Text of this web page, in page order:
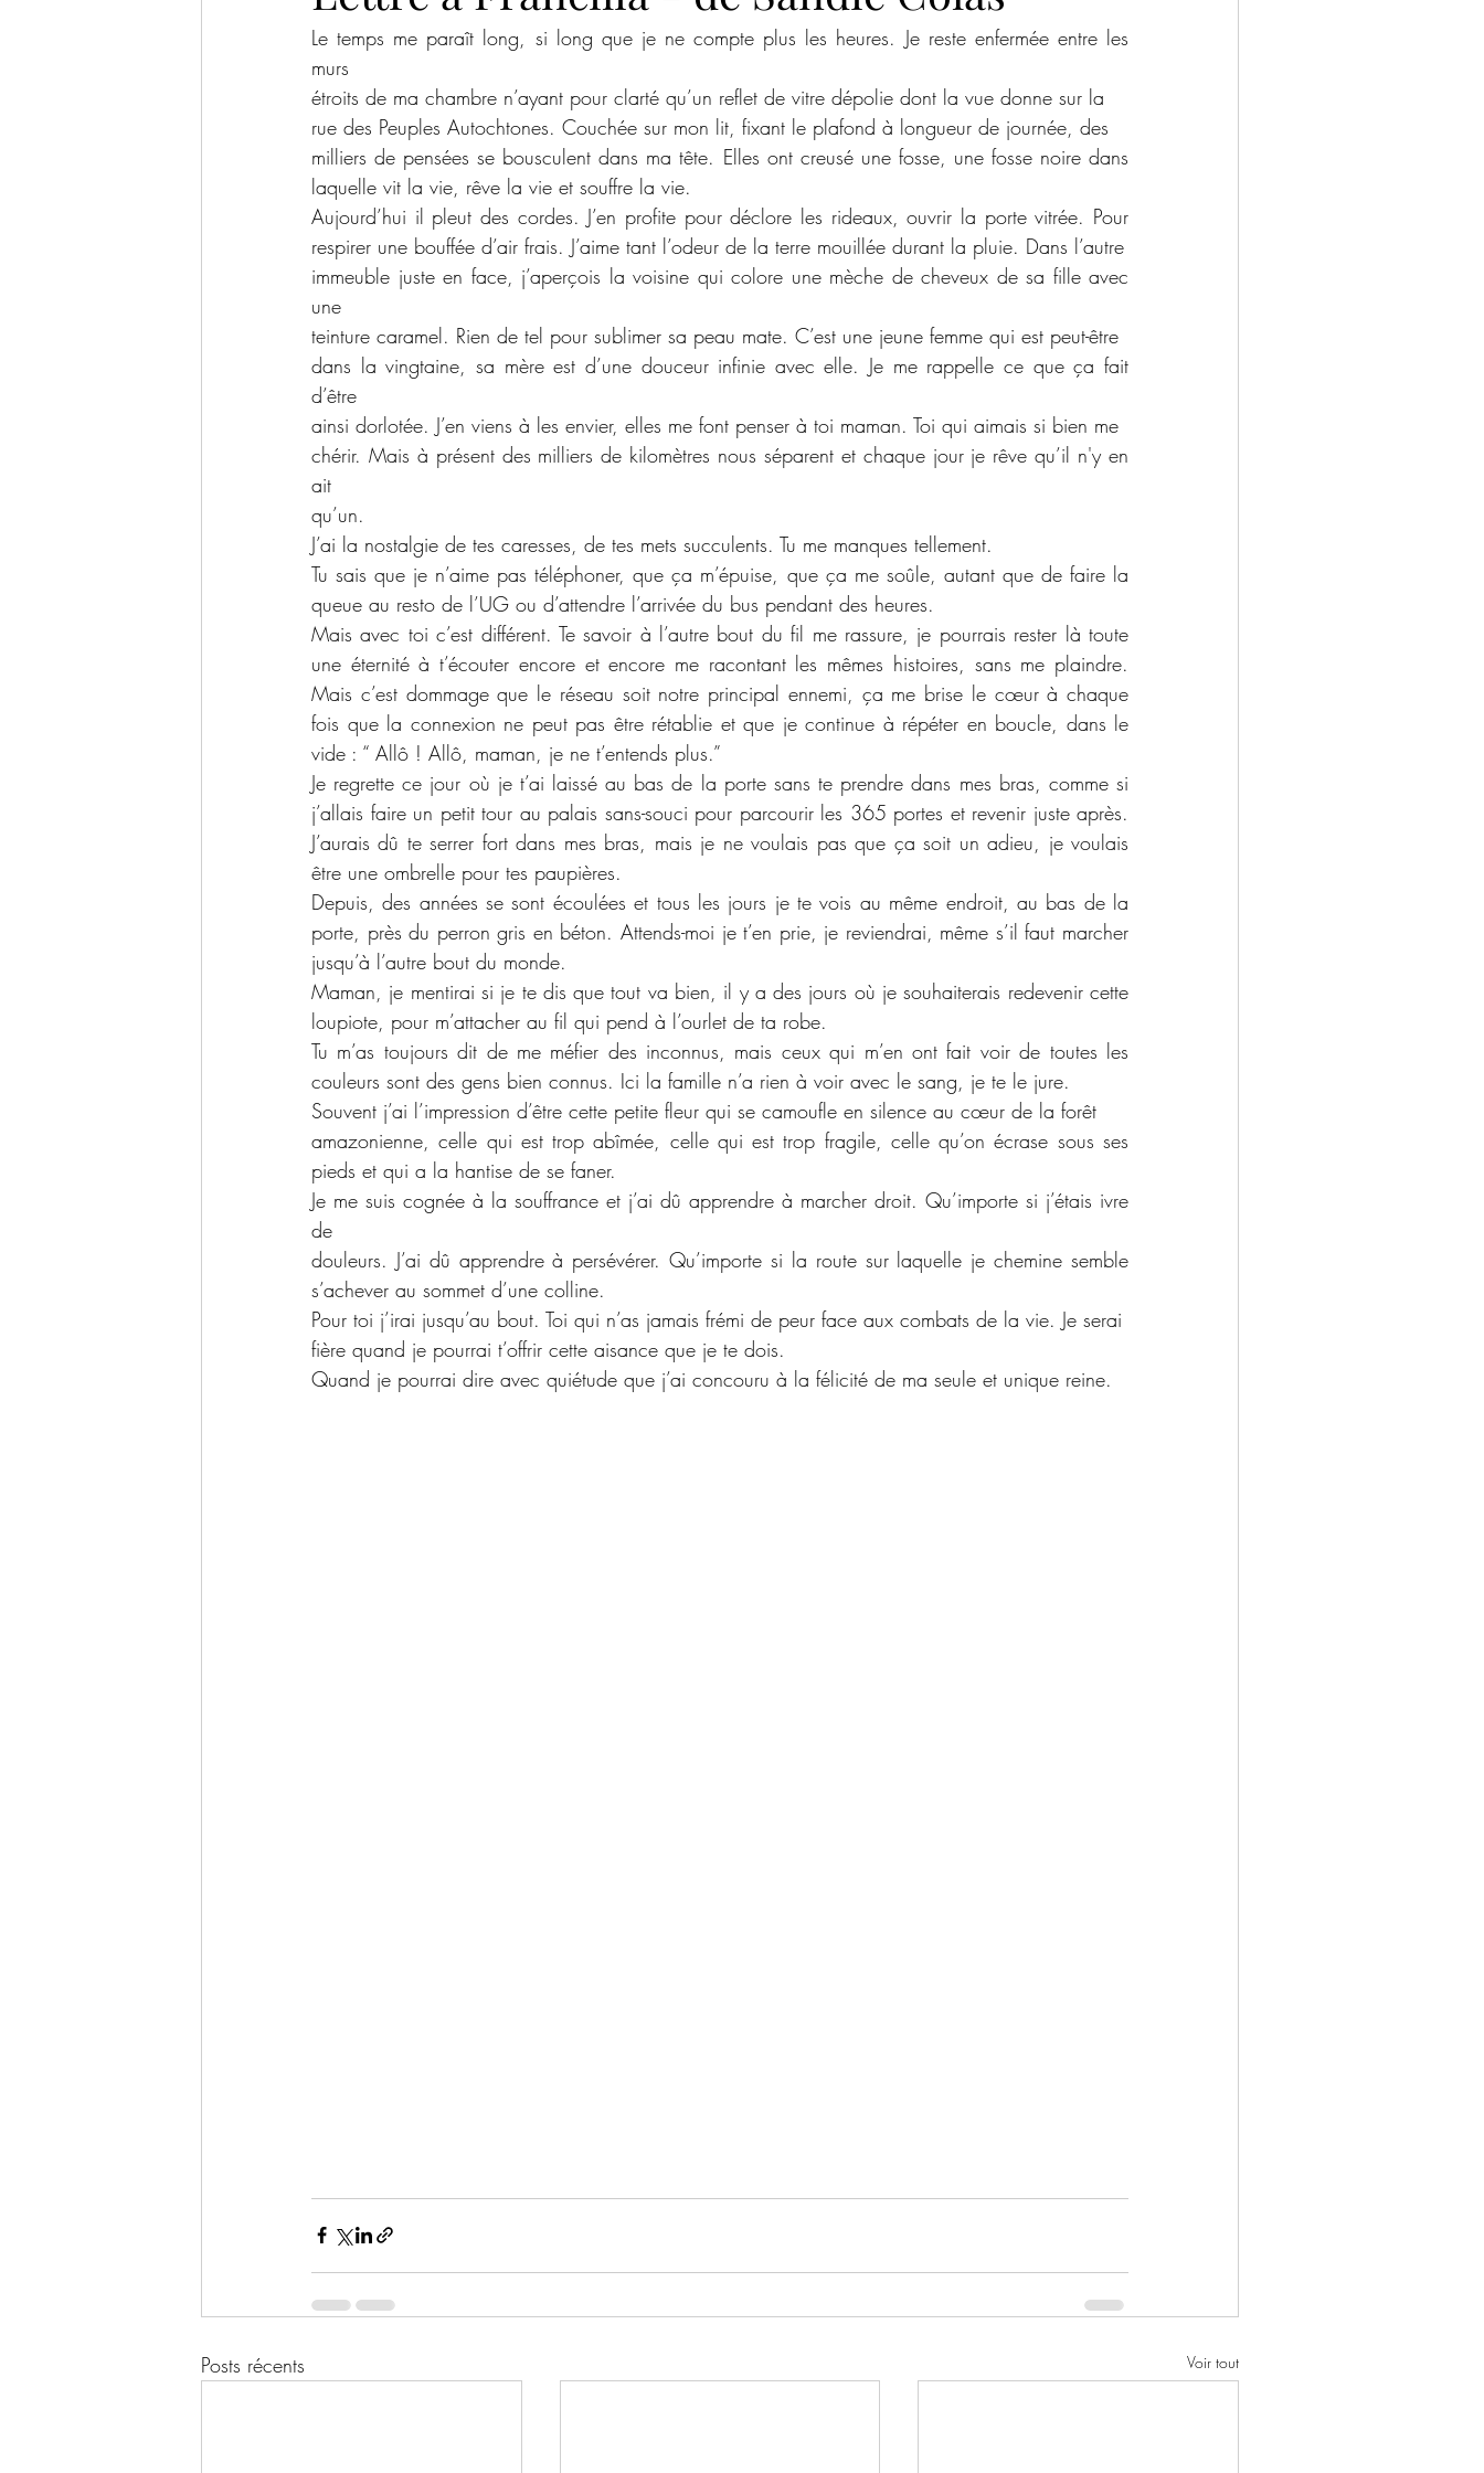
Le temps me paraît long, si long que je ne compte plus les heures. Je reste enfermée entre les
murs
étroits de ma chambre n’ayant pour clarté qu’un reflet de vitre dépolie dont la vue donne sur la
rue des Peuples Autochtones. Couchée sur mon lit, fixant le plafond à longueur de journée, des
milliers de pensées se bousculent dans ma tête. Elles ont creusé une fosse, une fosse noire dans
laquelle vit la vie, rêve la vie et souffre la vie.
Aujourd’hui il pleut des cordes. J’en profite pour déclore les rideaux, ouvrir la porte vitrée. Pour
respirer une bouffée d’air frais. J’aime tant l’odeur de la terre mouillée durant la pluie. Dans l’autre
immeuble juste en face, j’aperçois la voisine qui colore une mèche de cheveux de sa fille avec
une
teinture caramel. Rien de tel pour sublimer sa peau mate. C’est une jeune femme qui est peut-être
dans la vingtaine, sa mère est d’une douceur infinie avec elle. Je me rappelle ce que ça fait
d’être
ainsi dorlotée. J’en viens à les envier, elles me font penser à toi maman. Toi qui aimais si bien me
chérir. Mais à présent des milliers de kilomètres nous séparent et chaque jour je rêve qu’il n'y en
ait
qu’un.
J’ai la nostalgie de tes caresses, de tes mets succulents. Tu me manques tellement.
Tu sais que je n’aime pas téléphoner, que ça m’épuise, que ça me soûle, autant que de faire la
queue au resto de l’UG ou d’attendre l’arrivée du bus pendant des heures.
Mais avec toi c’est différent. Te savoir à l’autre bout du fil me rassure, je pourrais rester là toute
une éternité à t’écouter encore et encore me racontant les mêmes histoires, sans me plaindre.
Mais c’est dommage que le réseau soit notre principal ennemi, ça me brise le cœur à chaque
fois que la connexion ne peut pas être rétablie et que je continue à répéter en boucle, dans le
vide : “ Allô ! Allô, maman, je ne t’entends plus.”
Je regrette ce jour où je t’ai laissé au bas de la porte sans te prendre dans mes bras, comme si
j’allais faire un petit tour au palais sans-souci pour parcourir les 365 portes et revenir juste après.
J’aurais dû te serrer fort dans mes bras, mais je ne voulais pas que ça soit un adieu, je voulais
être une ombrelle pour tes paupières.
Depuis, des années se sont écoulées et tous les jours je te vois au même endroit, au bas de la
porte, près du perron gris en béton. Attends-moi je t’en prie, je reviendrai, même s’il faut marcher
jusqu’à l’autre bout du monde.
Maman, je mentirai si je te dis que tout va bien, il y a des jours où je souhaiterais redevenir cette
loupiote, pour m’attacher au fil qui pend à l’ourlet de ta robe.
Tu m’as toujours dit de me méfier des inconnus, mais ceux qui m’en ont fait voir de toutes les
couleurs sont des gens bien connus. Ici la famille n’a rien à voir avec le sang, je te le jure.
Souvent j’ai l’impression d’être cette petite fleur qui se camoufle en silence au cœur de la forêt
amazonienne, celle qui est trop abîmée, celle qui est trop fragile, celle qu’on écrase sous ses
pieds et qui a la hantise de se faner.
Je me suis cognée à la souffrance et j’ai dû apprendre à marcher droit. Qu’importe si j’étais ivre
de
douleurs. J’ai dû apprendre à persévérer. Qu’importe si la route sur laquelle je chemine semble
s’achever au sommet d’une colline.
Pour toi j’irai jusqu’au bout. Toi qui n’as jamais frémi de peur face aux combats de la vie. Je serai
fière quand je pourrai t’offrir cette aisance que je te dois.
Quand je pourrai dire avec quiétude que j’ai concouru à la félicité de ma seule et unique reine.
Posts récents Voir tout